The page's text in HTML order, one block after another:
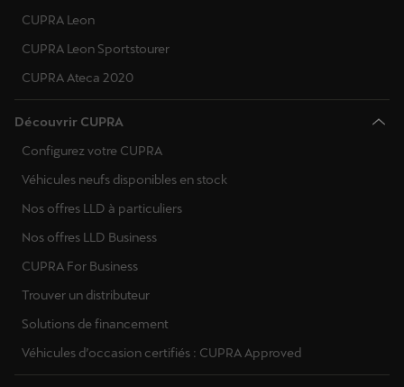
CUPRA Leon
CUPRA Leon Sportstourer
CUPRA Ateca 2020
Découvrir CUPRA
Configurez votre CUPRA
Véhicules neufs disponibles en stock
Nos offres LLD à particuliers
Nos offres LLD Business
CUPRA For Business
Trouver un distributeur
Solutions de financement
Véhicules d’occasion certifiés : CUPRA Approved